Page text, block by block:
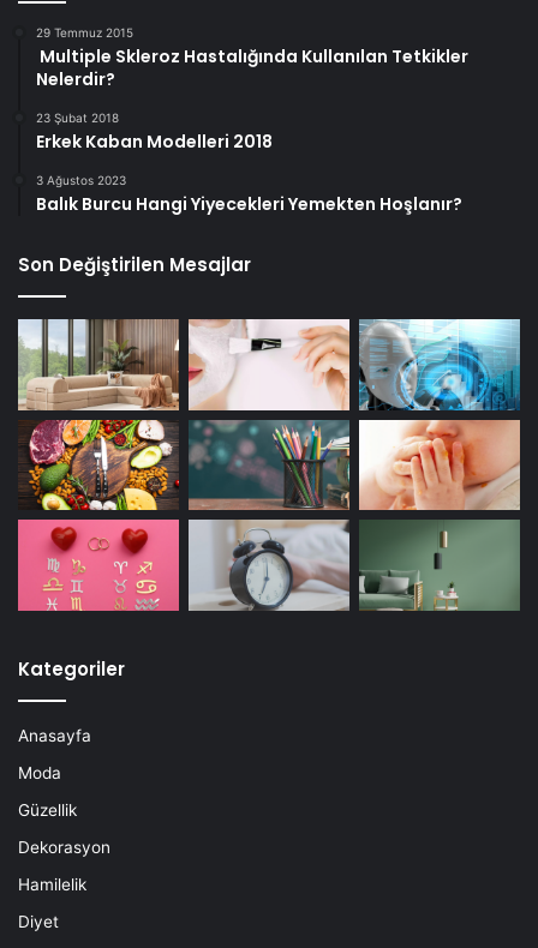
29 Temmuz 2015
Multiple Skleroz Hastalığında Kullanılan Tetkikler
Nelerdir?
23 Şubat 2018
Erkek Kaban Modelleri 2018
3 Ağustos 2023
Balık Burcu Hangi Yiyecekleri Yemekten Hoşlanır?
Son Değiştirilen Mesajlar
Kategoriler
Anasayfa
Moda
Güzellik
Dekorasyon
Hamilelik
Diyet